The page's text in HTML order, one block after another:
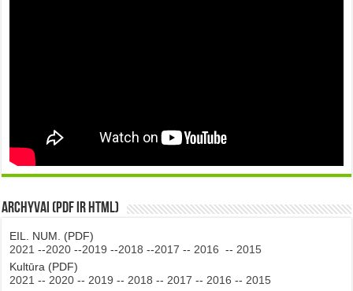
Archyvai (PDF ir HTML)
EIL. NUM. (PDF)
2021 --2020 --2019 --2018 --2017 -- 2016 -- 2015
Kultūra (PDF)
2021 -- 2020 -- 2019 -- 2018 -- 2017 -- 2016 -- 2015